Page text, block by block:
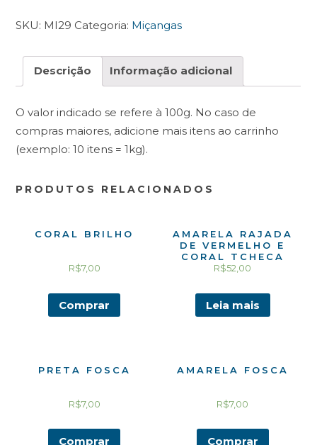
SKU: MI29 Categoria: Miçangas
Descrição Informação adicional
O valor indicado se refere à 100g. No caso de
compras maiores, adicione mais itens ao carrinho
(exemplo: 10 itens = 1kg).
PRODUTOS RELACIONADOS
CORAL BRILHO
R$7,00
Comprar
AMARELA RAJADA
DE VERMELHO E
CORAL TCHECA
R$52,00
Leia mais
PRETA FOSCA
R$7,00
Comprar
AMARELA FOSCA
R$7,00
Comprar